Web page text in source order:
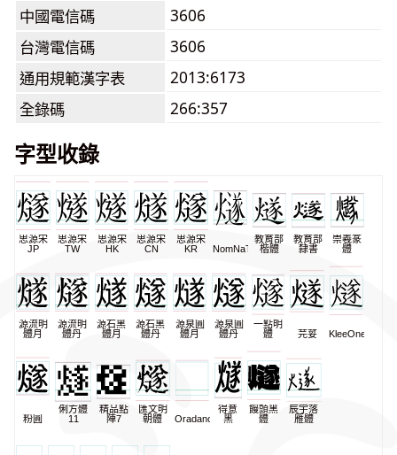
中國電信碼
3606
台灣電信碼
3606
通用規範漢字表
2013:6173
全錄碼
266:357
字型收錄
思源宋
JP
思源宋
TW
思源宋
HK
思源宋
CN
思源宋
KR
NomNaTong
教育部
楷體
教育部
隸書
崇羲篆
體
源流明
體月
源流明
體丹
源石黑
體月
源石黑
體丹
源泉圓
體月
源泉圓
體丹
一點明
體
芫荽 KleeOne
粉圓
俐方體
11
精品點
陣7
匯文明
朝體
Oradano
得意
黑
饅頭黑
體
辰宇落
雁體